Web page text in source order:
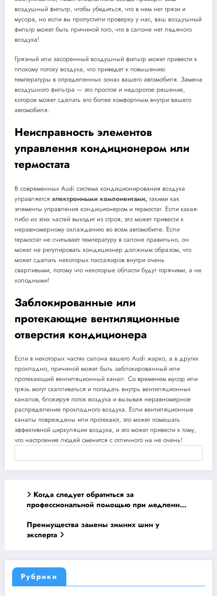
воздушный фильтр, чтобы убедиться, что в нем нет грязи и
мусора, но если вы пропустили проверку у нас, ваш воздушный
фильтр может быть причиной того, что в салоне нет ледяного
воздуха!
Грязный или засоренный воздушный фильтр может привести к
плохому потоку воздуха, что приведет к повышению
температуры в определенных зонах вашего автомобиля. Замена
воздушного фильтра — это простое и недорогое решение,
которое может сделать его более комфортным внутри вашего
автомобиля.
Неисправность элементов
управления кондиционером или
термостата
В современных Audi система кондиционирования воздуха
управляется электронными компонентами, такими как
элементы управления кондиционером и термостат. Если какая-
либо из этих частей выходит из строя, это может привести к
неравномерному охлаждению во всем автомобиле. Если
термостат не считывает температуру в салоне правильно, он
может не регулировать кондиционер должным образом, что
может сделать некоторых пассажиров внутри очень
сварливыми, потому что некоторые области будут горячими, а не
холодными!
Заблокированные или
протекающие вентиляционные
отверстия кондиционера
Если в некоторых частях салона вашего Audi жарко, а в других
прохладно, причиной может быть заблокированный или
протекающий вентиляционный канал. Со временем мусор или
грязь могут скапливаться и попадать внутрь вентиляционных
каналов, блокируя поток воздуха и вызывая неравномерное
распределение прохладного воздуха. Если вентиляционные
каналы повреждены или протекают, это может помешать
эффективной циркуляции воздуха, и это может привести к тому,
что настроение людей сменится с отличного на не очень!
по
записям
Когда следует обратиться за
профессиональной помощью при медленном
Преимущества замены зимних шин у
эксперта
Рубрики